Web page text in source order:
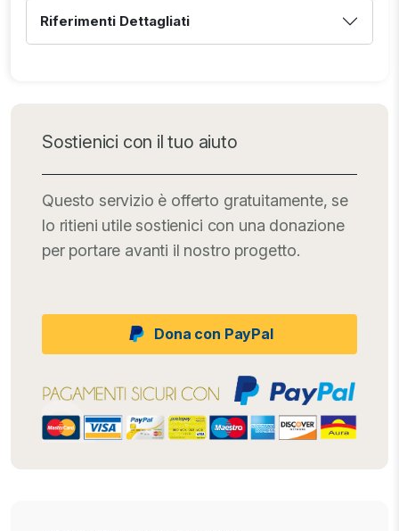
Riferimenti Dettagliati
Sostienici con il tuo aiuto
Questo servizio è offerto gratuitamente, se
lo ritieni utile sostienici con una donazione
per portare avanti il nostro progetto.
Dona con PayPal